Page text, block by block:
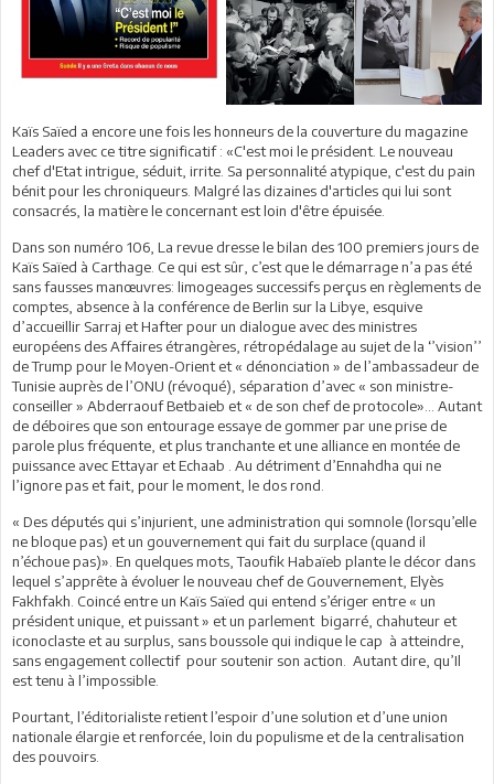
Kaïs Saïed a encore une fois les honneurs de la couverture du magazine
Leaders avec ce titre significatif : «C'est moi le président. Le nouveau
chef d'Etat intrigue, séduit, irrite. Sa personnalité atypique, c'est du pain
bénit pour les chroniqueurs. Malgré las dizaines d'articles qui lui sont
consacrés, la matière le concernant est loin d'être épuisée.
Dans son numéro 106, La revue dresse le bilan des 100 premiers jours de
Kaïs Saïed à Carthage. Ce qui est sûr, c’est que le démarrage n’a pas été
sans fausses manœuvres: limogeages successifs perçus en règlements de
comptes, absence à la conférence de Berlin sur la Libye, esquive
d’accueillir Sarraj et Hafter pour un dialogue avec des ministres
européens des Affaires étrangères, rétropédalage au sujet de la ‘’vision’’
de Trump pour le Moyen-Orient et « dénonciation » de l’ambassadeur de
Tunisie auprès de l’ONU (révoqué), séparation d’avec « son ministre-
conseiller » Abderraouf Betbaieb et « de son chef de protocole»... Autant
de déboires que son entourage essaye de gommer par une prise de
parole plus fréquente, et plus tranchante et une alliance en montée de
puissance avec Ettayar et Echaab . Au détriment d’Ennahdha qui ne
l’ignore pas et fait, pour le moment, le dos rond.
« Des députés qui s’injurient, une administration qui somnole (lorsqu’elle
ne bloque pas) et un gouvernement qui fait du surplace (quand il
n’échoue pas)». En quelques mots, Taoufik Habaïeb plante le décor dans
lequel s’apprête à évoluer le nouveau chef de Gouvernement, Elyès
Fakhfakh. Coincé entre un Kaïs Saïed qui entend s’ériger entre « un
président unique, et puissant » et un parlement bigarré, chahuteur et
iconoclaste et au surplus, sans boussole qui indique le cap à atteindre,
sans engagement collectif pour soutenir son action.
Autant dire, qu’Il
est tenu à l’impossible.
Pourtant, l’éditorialiste retient l’espoir d’une solution et d’une union
nationale élargie et renforcée, loin du populisme et de la centralisation
des pouvoirs.